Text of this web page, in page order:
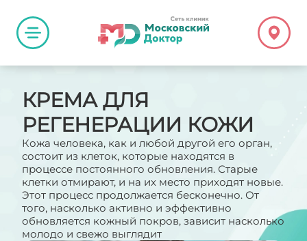
КРЕМА ДЛЯ
РЕГЕНЕРАЦИИ КОЖИ
Кожа человека, как и любой другой его орган,
состоит из клеток, которые находятся в
процессе постоянного обновления. Старые
клетки отмирают, и на их место приходят новые.
Этот процесс продолжается бесконечно. От
того, насколько активно и эффективно
обновляется кожный покров, зависит насколько
молодо и свежо выглядит